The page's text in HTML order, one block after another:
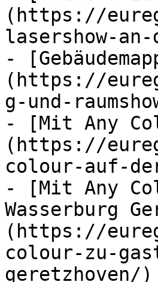
(https://
lasershow-
-
(https://
g-und-
- [Mit Any
(https://
colour-auf-
- [Mit Any
Wasserburg
(https://
colour-zu-
geretzhoven/)